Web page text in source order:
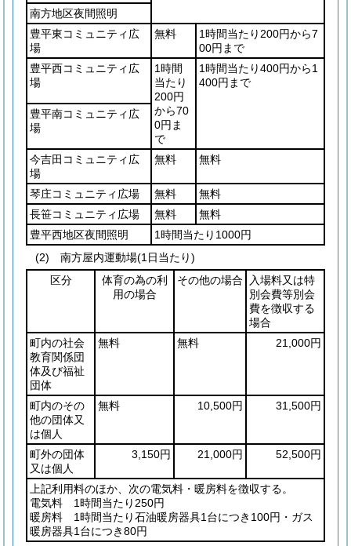
南方地区夜間照明
豊平東コミュニティ広
場
無料
1時間当たり200円から7
00円まで
豊平西コミュニティ広
場
1時間
当たり
200円
から70
0円ま
で
1時間当たり400円から1
400円まで
豊平南コミュニティ広
場
今吉田コミュニティ広
場
無料 無料
琴庄コミュニティ広場 無料
無料
長笹コミュニティ広場
無料
無料
豊平西地区夜間照明
1時間当たり1000円
(2) 南方屋内運動場(1日当たり)
区分
体育の為の利
用の場合
その他の場合
入場料又は特
別会費等別会
費を徴収する
場合
町内の社会
教育関係団
体及び福祉
団体
無料 無料 21,000円
町内のその
他の団体又
は個人
無料 10,500円 31,500円
町外の団体
又は個人
3,150円 21,000円 52,500円
上記利用料のほか、次の電気料・暖房料を徴収する。
電気料 1時間当たり250円
暖房料 1時間当たり石油暖房器具1台につき100円・ガス
暖房器具1台につき80円